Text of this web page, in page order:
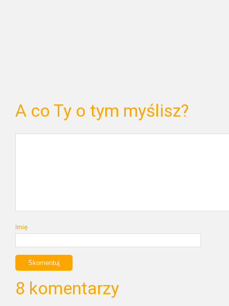
A co Ty o tym myślisz?
Imię
8 komentarzy